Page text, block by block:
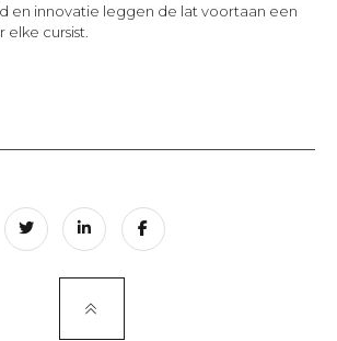
en innovatie leggen de lat voortaan een
cursist.